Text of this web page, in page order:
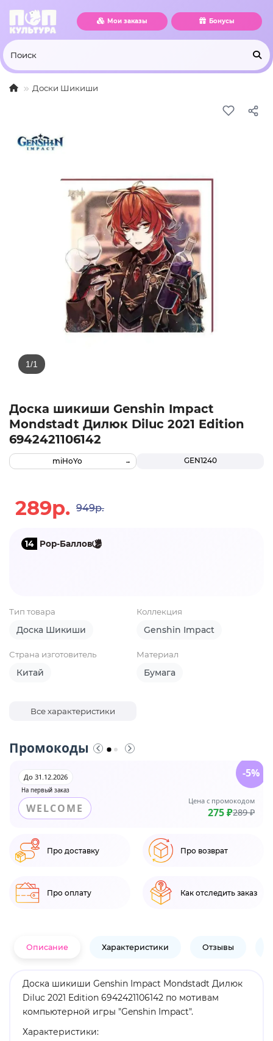
Мои заказы Бонусы
Доски Шикиши
Доска шикиши Genshin Impact
Mondstadt Дилюк Diluc 2021 Edition
6942421106142
GEN1240
miHoYo
289р. 949р.
14 Pop-Баллов
Тип товара
Доска Шикиши
Коллекция
Genshin Impact
Страна изготовитель
Китай
Материал
Бумага
Все характеристики
Промокоды
На первый заказ
До 31.12.2026
WELCOME
Цена с промокодом
275 ₽289 ₽
-5%
Про доставку Про возврат
Про оплату Как отследить заказ
Описание Характеристики Отзывы
Доска шикиши Genshin Impact Mondstadt Дилюк
Diluc 2021 Edition 6942421106142 по мотивам
компьютерной игры "Genshin Impact".
Характеристики: